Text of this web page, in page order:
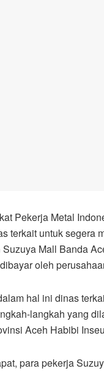
Pekerja Metal
terkait untuk segera
Mall Banda
oleh
hal ini dinas
langkah yang
Aceh Habibi
para pekerja